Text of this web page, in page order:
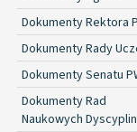
Dokumenty Rektora
Dokumenty Rady
Dokumenty Senatu
Dokumenty Rad
Naukowych Dyscyplin